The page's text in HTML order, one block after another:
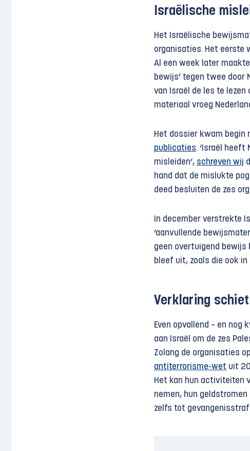
Israëlische
Het Israëlische
organisaties. Het eerste
Al een week later
bewijs’ tegen twee door
van Israël de les te lezen
materiaal vroeg
Het dossier kwam begin
publicaties. ‘Israël heeft
misleiden’, schreven wij
hand dat de mislukte
deed besluiten de zes
In december verstrekte
‘aanvullende
geen overtuigend bewijs
bleef uit, zoals die ook
Verklaring
Even opvallend – en nog
aan Israël om de zes
Zolang de organisaties
antiterrorisme-wet uit
Het kan hun activiteiten
nemen, hun
zelfs tot